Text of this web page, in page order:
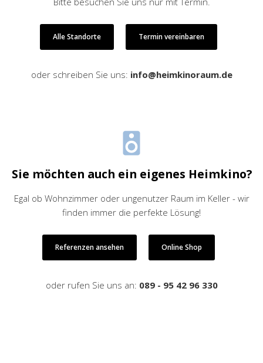
Alle Standorte Termin vereinbaren
oder schreiben Sie uns: info@heimkinoraum.de
Sie möchten auch ein eigenes Heimkino?
Egal ob Wohnzimmer oder ungenutzer Raum im Keller - wir
finden immer die perfekte Lösung!
Referenzen ansehen Online Shop
oder rufen Sie uns an: 089 - 95 42 96 330